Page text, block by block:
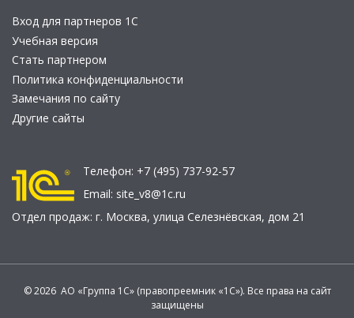
Вход для партнеров 1С
Учебная версия
Стать партнером
Политика конфиденциальности
Замечания по сайту
Другие сайты
Телефон: +7 (495) 737-92-57
Email: site_v8@1c.ru
Отдел продаж: г. Москва, улица Селезнёвская, дом 21
© 2026 АО «Группа 1С» (правопреемник «1С»). Все права на сайт
защищены